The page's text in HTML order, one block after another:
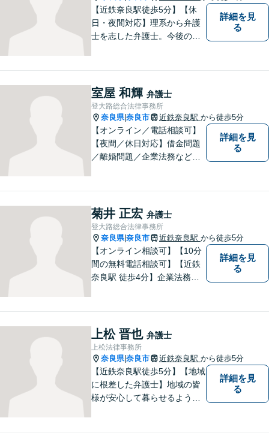
【近鉄奈良駅徒歩5分】【休
日・夜間対応】理系から弁護
士を志した弁護士。今後の生
無料相談をご利用ください。
【Zoom相談可】
詳細を見
る
室屋 和輝 弁護士
登大路総合法律事務所
奈良県|奈良市 近鉄奈良駅 から徒歩5分
【オンライン／電話相談可】
【夜間／休日対応】借金問題
／離婚問題／企業法務など幅
さまに安心を与えることを目
指します。【地域に根差した
弁護士】まずはお気軽にご相
談ください。
詳細を見
る
菊井 正宏 弁護士
登大路総合法律事務所
奈良県|奈良市 近鉄奈良駅 から徒歩5分
【オンライン相談可】【10分
間の無料電話相談可】【近鉄
奈良駅 徒歩4分】企業法務／
報をご提供します！少しでも
疑問をお持ちの方は、まずご
相談を！
詳細を見
る
上松 晋也 弁護士
上松法律事務所
奈良県|奈良市 近鉄奈良駅 から徒歩5分
【近鉄奈良駅徒歩5分】【地域
に根差した弁護士】地域の皆
様が安心して暮らせるように
詳細を見
る